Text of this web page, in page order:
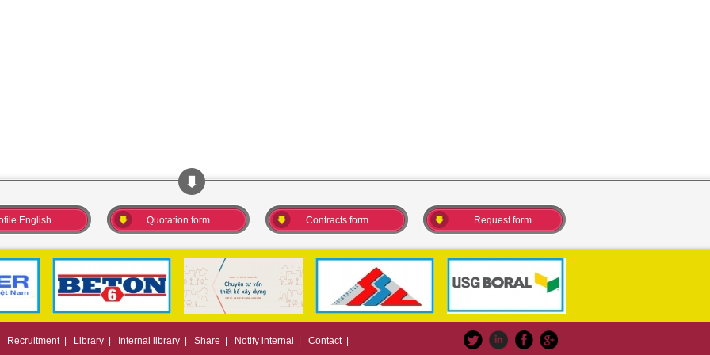
English Quotation form Contracts form Request form
Recruitment| Library Internal library Share Notify internal Contact|